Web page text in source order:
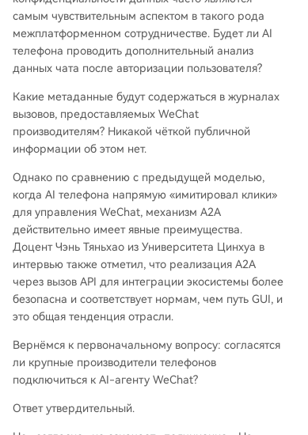
самым чувствительным аспектом в такого рода
межплатформенном сотрудничестве. Будет ли AI
телефона проводить дополнительный анализ
данных чата после авторизации пользователя?
Какие метаданные будут содержаться в журналах
вызовов, предоставляемых WeChat
производителям? Никакой чёткой публичной
информации об этом нет.
Однако по сравнению с предыдущей моделью,
когда AI телефона напрямую «имитировал клики»
для управления WeChat, механизм A2A
действительно имеет явные преимущества.
Доцент Чэнь Тяньхао из Университета Цинхуа в
интервью также отметил, что реализация A2A
через вызов API для интеграции экосистемы более
безопасна и соответствует нормам, чем путь GUI, и
это общая тенденция отрасли.
Вернёмся к первоначальному вопросу: согласятся
ли крупные производители телефонов
подключиться к AI-агенту WeChat?
Ответ утвердительный.